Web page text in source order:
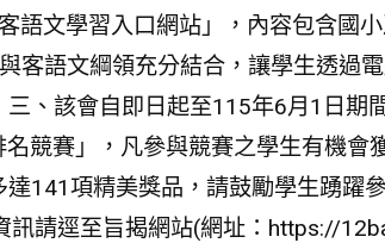
語文學習入口網站」，內容包含國
客語文綱領充分結合，讓學生透過
、該會自即日起至115年6月1日期
競賽」，凡參與競賽之學生有機會
141項精美獎品，請鼓勵學生踴躍
請逕至旨揭網站(網址：https://